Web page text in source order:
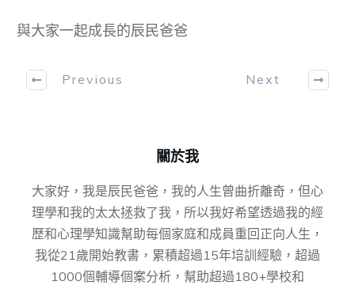
與大家一起成長的辰民爸爸
Previous Next
關於我
大家好，我是辰民爸爸，我的人生曾曲折離奇，但心
理學和我的太太拯救了我，所以我好希望透過我的經
歷和心理學知識幫助每個家庭和成員重回正向人生，
我從21歲開始教書，累積超過15年培訓經驗，超過
1000個輔導個案分析，幫助超過180+學校和